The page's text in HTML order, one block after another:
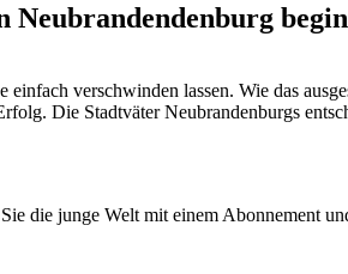
Neubrandendenburg
einfach verschwinden lassen. Wie das
Die Stadtväter Neubrandenburgs
die junge Welt mit einem Abonnement